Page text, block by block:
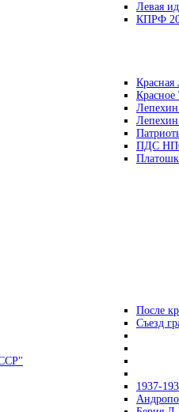
Левая
КПРФ
Красная
ПДС
После
Съезд
1937-